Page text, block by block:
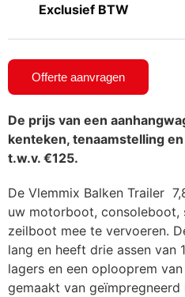
Exclusief BTW
Offerte aanvragen
De prijs van een
kenteken, tenaamstelling
t.w.v. €125.
De Vlemmix Balken Trailer
uw motorboot, consoleboot,
zeilboot mee te vervoeren.
lang en heeft drie assen
lagers en een oplooprem
gemaakt van